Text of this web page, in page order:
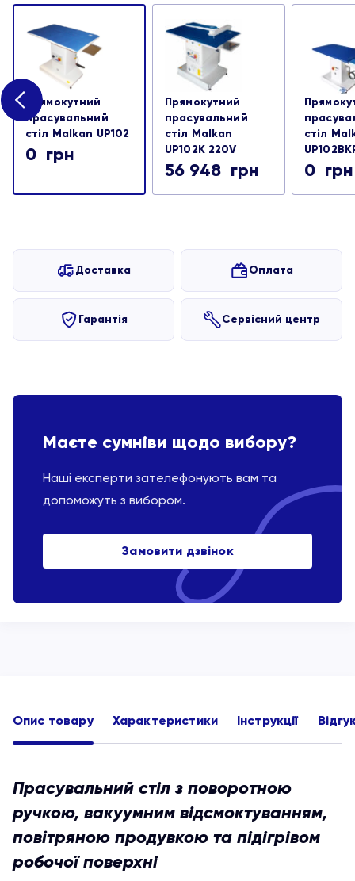
Прямокутний
прасувальний
стіл Malkan UP102
0 грн
Прямокутний
прасувальний
стіл Malkan
UP102K 220V
56 948 грн
стіл
0 грн
Доставка Оплата
Гарантія Сервісний центр
Маєте сумніви щодо вибору?
Наші експерти зателефонують вам та
допоможуть з вибором.
Замовити дзвінок
Опис товару Характеристики Інструкції
Прасувальний стіл з поворотною
ручкою, вакуумним відсмоктуванням,
повiтряною продувкою та підігрівом
робочої поверхні